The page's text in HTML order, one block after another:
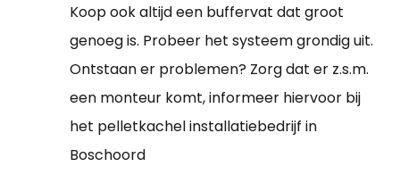
Koop ook altijd een buffervat dat groot
genoeg is. Probeer het systeem grondig uit.
Ontstaan er problemen? Zorg dat er z.s.m.
een monteur komt, informeer hiervoor bij
het pelletkachel installatiebedrijf in
Boschoord